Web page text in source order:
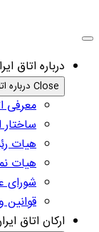
درباره اتاق
Close درباره اتاق ایران
معرفی
ساختار
هیات
هیات
شورای
قوانین
ارکان اتاق